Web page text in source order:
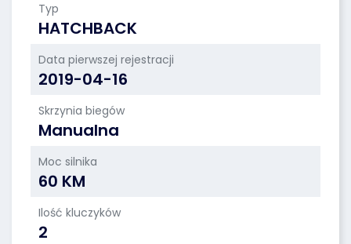
Typ
HATCHBACK
Data pierwszej rejestracji
2019-04-16
Skrzynia biegów
Manualna
Moc silnika
60 KM
Ilość kluczyków
2